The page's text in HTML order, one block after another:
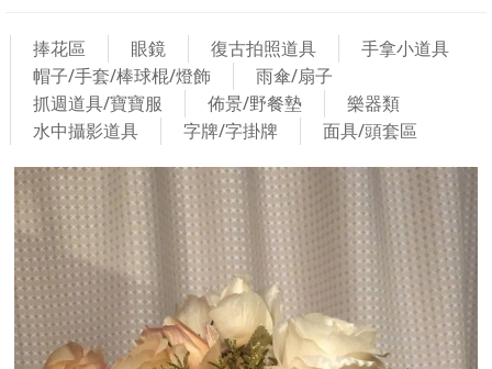
捧花區 眼鏡 復古拍照道具
手拿小道具
帽子/手套/棒球棍/燈飾
雨傘/扇子
抓週道具/寶寶服
佈景/野餐墊
樂器類
水中攝影道具
字牌/字掛牌 面具/頭套區